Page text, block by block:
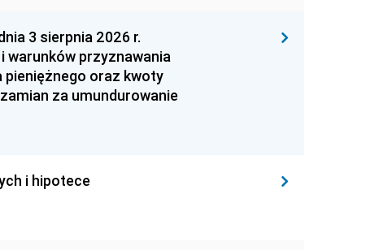
3 sierpnia 2026 r.
warunków przyznawania
pieniężnego oraz kwoty
za umundurowanie
i hipotece